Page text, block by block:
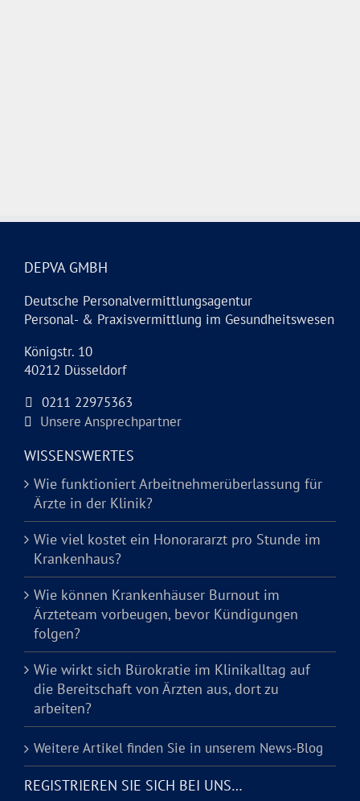
DEPVA GMBH
Deutsche Personalvermittlungsagentur
Personal- & Praxisvermittlung im Gesundheitswesen
Königstr. 10
40212 Düsseldorf
0211 22975363
Unsere Ansprechpartner
WISSENSWERTES
Wie funktioniert Arbeitnehmerüberlassung für
Ärzte in der Klinik?
Wie viel kostet ein Honorararzt pro Stunde im
Krankenhaus?
Wie können Krankenhäuser Burnout im
Ärzteteam vorbeugen, bevor Kündigungen
folgen?
Wie wirkt sich Bürokratie im Klinikalltag auf
die Bereitschaft von Ärzten aus, dort zu
arbeiten?
Weitere Artikel finden Sie in unserem News-Blog
REGISTRIEREN SIE SICH BEI UNS…